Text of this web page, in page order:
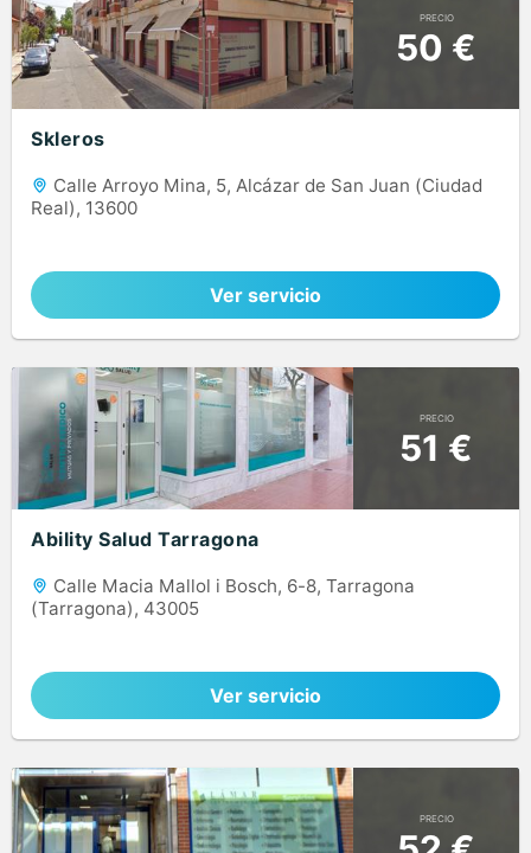
PRECIO
50 €
Skleros
Calle Arroyo Mina, 5, Alcázar de San Juan (Ciudad
Real), 13600
Ver servicio
PRECIO
51 €
Ability Salud Tarragona
Calle Macia Mallol i Bosch, 6-8, Tarragona
(Tarragona), 43005
Ver servicio
PRECIO